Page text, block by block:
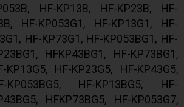
HF-KP13B, HF-KP23B, HF-
HF-KP053G1, HF-KP13G1, HF-
HF-KP73G1, HF-KP053BG1, HF-
HFKP43BG1, HF-KP73BG1,
KP13G5, HF-KP23G5, HF-KP43G5,
KP053BG5, HF-KP13BG5, HF-
HFKP73BG5, HF-KP053G7,